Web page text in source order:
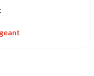
geant